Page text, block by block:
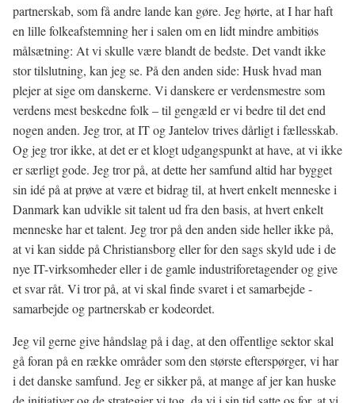
partnerskab, som få andre lande kan gøre. Jeg hørte, at I har haft
en lille folkeafstemning her i salen om en lidt mindre ambitiøs
målsætning: At vi skulle være blandt de bedste. Det vandt ikke
stor tilslutning, kan jeg se. På den anden side: Husk hvad man
plejer at sige om danskerne. Vi danskere er verdensmestre som
verdens mest beskedne folk – til gengæld er vi bedre til det end
nogen anden. Jeg tror, at IT og Jantelov trives dårligt i fællesskab.
Og jeg tror ikke, at det er et klogt udgangspunkt at have, at vi ikke
er særligt gode. Jeg tror på, at dette her samfund altid har bygget
sin idé på at prøve at være et bidrag til, at hvert enkelt menneske i
Danmark kan udvikle sit talent ud fra den basis, at hvert enkelt
menneske har et talent. Jeg tror på den anden side heller ikke på,
at vi kan sidde på Christiansborg eller for den sags skyld ude i de
nye IT-virksomheder eller i de gamle industriforetagender og give
et svar råt. Vi tror på, at vi skal finde svaret i et samarbejde -
samarbejde og partnerskab er kodeordet.
Jeg vil gerne give håndslag på i dag, at den offentlige sektor skal
gå foran på en række områder som den største efterspørger, vi har
i det danske samfund. Jeg er sikker på, at mange af jer kan huske